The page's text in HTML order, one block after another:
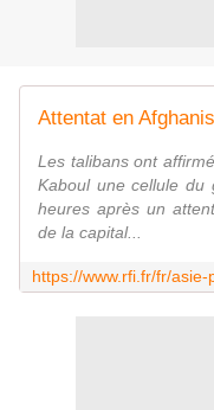
Les talibans ont
Kaboul une cellule du
heures après un
de la capital...